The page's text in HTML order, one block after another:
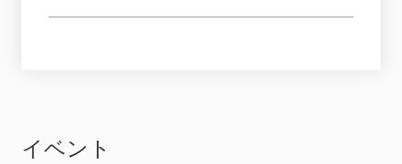
イベント